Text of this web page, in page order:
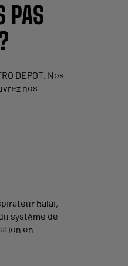
PAS
DEPOT. Nos
nos
balai,
système de
en